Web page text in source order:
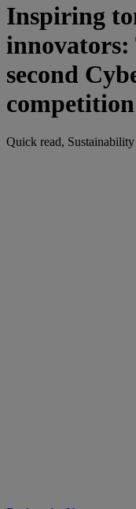
Inspiring
innovators:
second
competition
Quick read,